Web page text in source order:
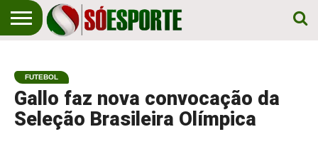
EM
PRIMEIRO
LUGAR!
ESPORTE
FUTEBOL
Gallo faz nova convocação da
Seleção Brasileira Olímpica